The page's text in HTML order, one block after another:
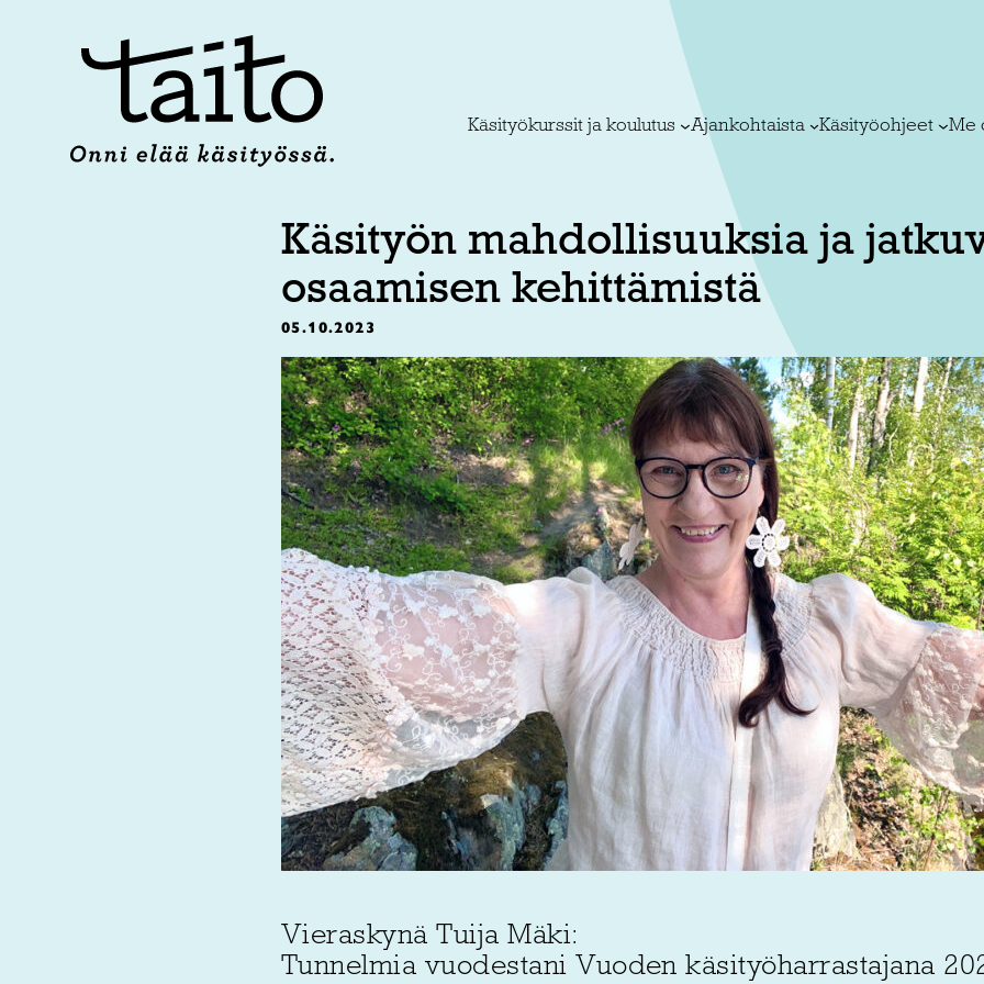
Käsityökurssit ja koulutus Ajankohtaista Käsityöohjeet Me
Käsityön mahdollisuuksia ja
osaamisen kehittämistä
05.10.2023
Vieraskynä Tuija Mäki:
Tunnelmia vuodestani Vuoden käsityöharrastajana